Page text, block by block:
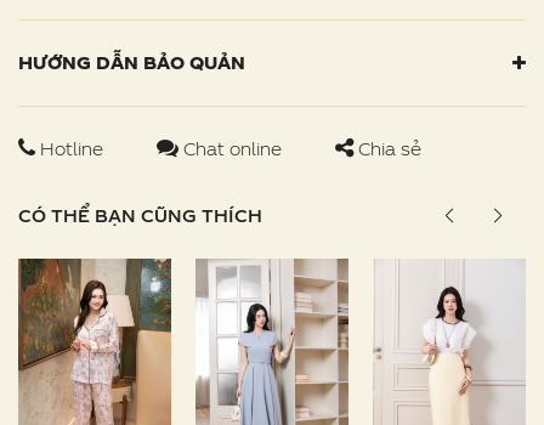
HƯỚNG DẪN BẢO QUẢN
Hotline Chat online Chia sẻ
CÓ THỂ BẠN CŨNG THÍCH